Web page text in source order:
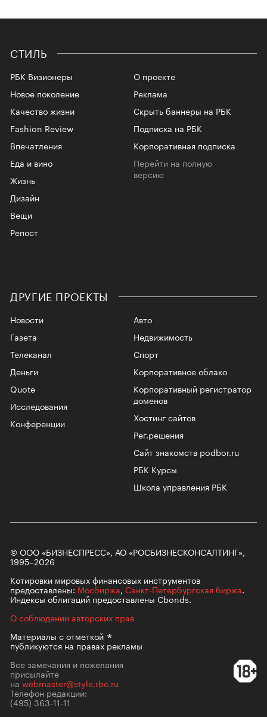
СТИЛЬ
РБК Визионеры
Новое поколение
Качество жизни
Fashion Review
Впечатления
Еда и вино
Жизнь
Дизайн
Вещи
Репост
О проекте
Реклама
Скрыть баннеры на РБК
Подписка на РБК
Корпоративная подписка
Перейти на полную
версию
ДРУГИЕ ПРОЕКТЫ
Новости
Газета
Телеканал
Авто
Недвижимость
Спорт
Корпоративное облако
Корпоративный регистратор
доменов
Хостинг сайтов
Рег.решения
Сайт знакомств podbor.ru
РБК Курсы
Школа управления РБК
Деньги
Quote
Исследования
Конференции
© ООО «БИЗНЕСПРЕСС», АО «РОСБИЗНЕСКОНСАЛТИНГ»,
1995–2026
Котировки мировых финансовых инструментов
предоставлены: Мосбиржа, Санкт-Петербургская биржа.
Индексы облигаций предоставлены Cbonds.
О соблюдении авторских прав
Материалы сотметкой
публикуются на правах рекламы
Все замечания и пожелания
присылайте
на webmaster@style.rbc.ru
Телефон редакции:
(495) 363-11-11